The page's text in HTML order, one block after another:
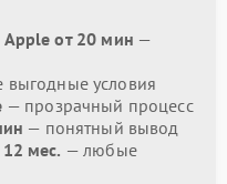
от 20 мин —
выгодные условия
— прозрачный процесс
— понятный вывод
мес. — любые